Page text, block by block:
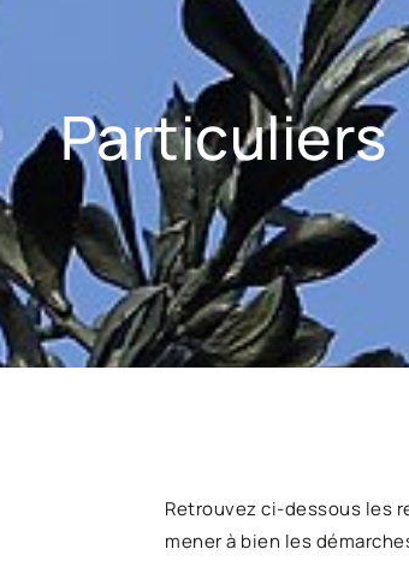
Particuliers
Retrouvez ci-dessous les
mener à bien les